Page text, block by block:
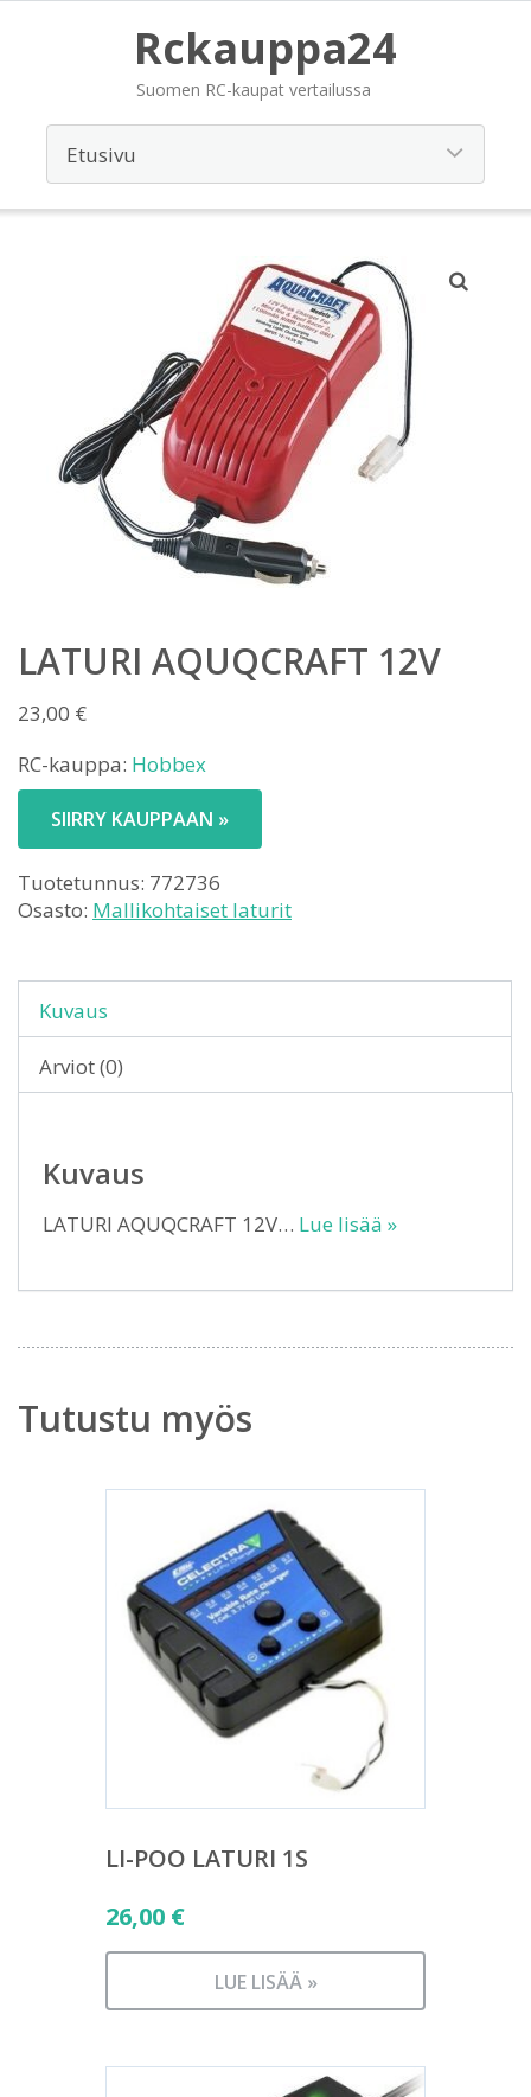
Rckauppa24
Suomen RC-kaupat vertailussa
LATURI AQUQCRAFT 12V
23,00 €
RC-kauppa: Hobbex
SIIRRY KAUPPAAN »
Tuotetunnus: 772736
Osasto: Mallikohtaiset laturit
Kuvaus
Arviot (0)
Kuvaus
LATURI AQUQCRAFT 12V… Lue lisää »
Tutustu myös
LI-POO LATURI 1S
26,00 €
LUE LISÄÄ »